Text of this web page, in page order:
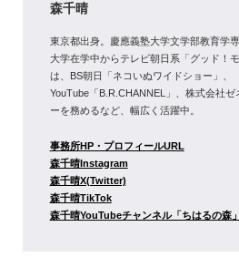
森千晴
東京都出身。慶應義塾大学文学部教育学専
大学在学中からテレビ朝日系「グッド！
は、BS朝日「ネコいぬワイドショー」、
YouTube「B.R.CHANNEL」、株式会社
ーを務めるなど、幅広く活躍中。
事務所HP・プロフィールURL
森千晴Instagram
森千晴X(Twitter)
森千晴TikTok
森千晴YouTubeチャンネル「ちはるの森」